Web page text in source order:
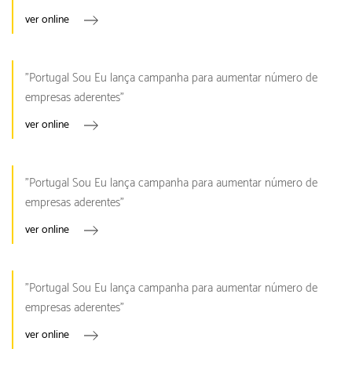
ver online
"Portugal Sou Eu lança campanha para aumentar número de
empresas aderentes"
ver online
"Portugal Sou Eu lança campanha para aumentar número de
empresas aderentes"
ver online
"Portugal Sou Eu lança campanha para aumentar número de
empresas aderentes"
ver online